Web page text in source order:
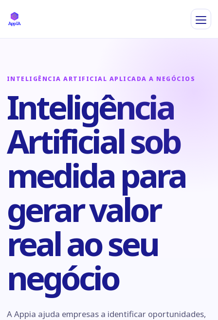
INTELIGÊNCIA ARTIFICIAL APLICADA A NEGÓCIOS
Inteligência
Artificial sob
medida para
gerar valor
real ao seu
negócio
A Appia ajuda empresas a identificar oportunidades,